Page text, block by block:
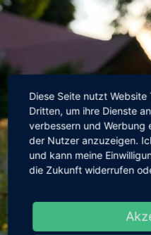
Diese Seite nutzt
Dritten, um ihre Dienste
verbessern und Werbung
der Nutzer anzuzeigen.
und kann meine
die Zukunft widerrufen